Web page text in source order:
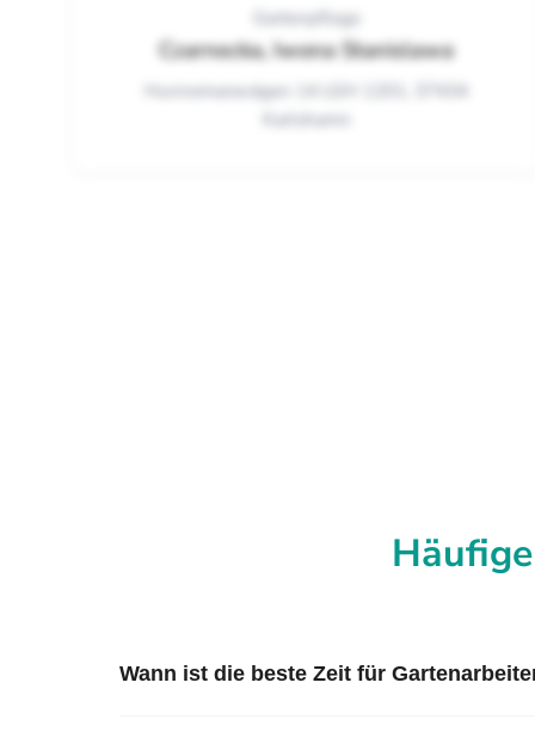
Gartenpflege
Czarnecka, Iwona Stanislawa
Hunnemaravägen 14 LGH 1201, 37434
Karlshamn
Wann ist die beste Zeit für